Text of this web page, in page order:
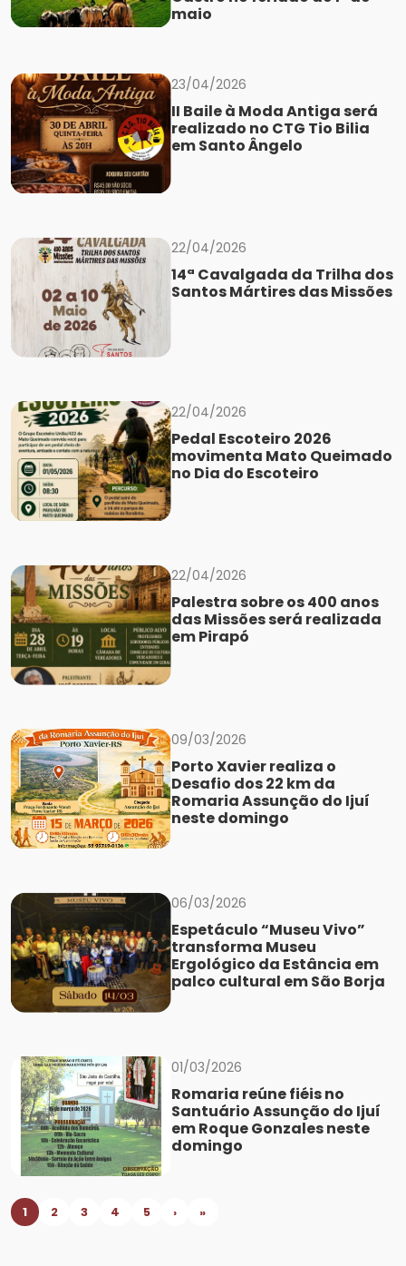
maio
23/04/2026
II Baile à Moda Antiga será
realizado no CTG Tio Bilia
em Santo Ângelo
22/04/2026
14ª Cavalgada da Trilha dos
Santos Mártires das Missões
22/04/2026
Pedal Escoteiro 2026
movimenta Mato Queimado
no Dia do Escoteiro
22/04/2026
Palestra sobre os 400 anos
das Missões será realizada
em Pirapó
09/03/2026
Porto Xavier realiza o
Desafio dos 22 km da
Romaria Assunção do Ijuí
neste domingo
06/03/2026
Espetáculo “Museu Vivo”
transforma Museu
Ergológico da Estância em
palco cultural em São Borja
01/03/2026
Romaria reúne fiéis no
Santuário Assunção do Ijuí
em Roque Gonzales neste
domingo
1 2 3 4 5 › »